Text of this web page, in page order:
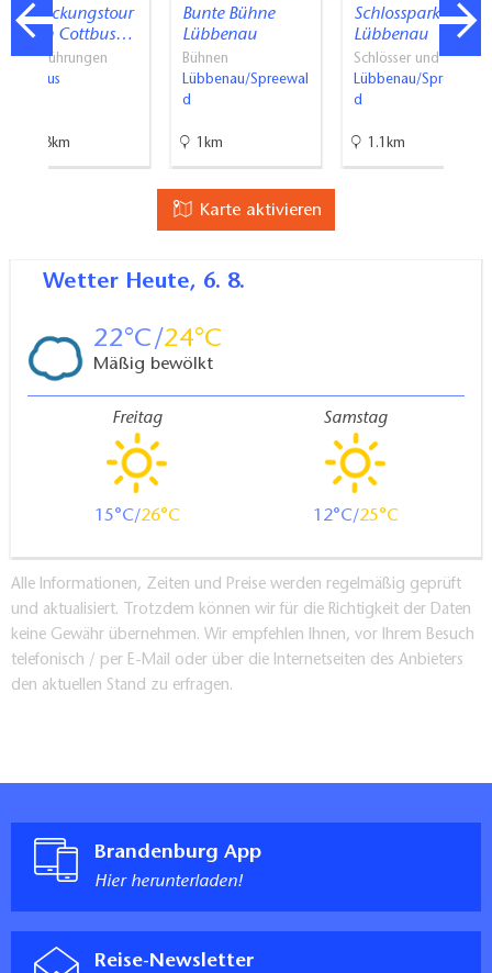
Entdeckungstour
durch Cottbus…
Stadtführungen
Cottbus
42.3km
Bunte Bühne
Lübbenau
Bühnen
Lübbenau/Spreewal
d
1km
Schlosspark
Lübbenau
Schlösser und Parks
Lübbenau/Spreewal
d
1.1km
Karte aktivieren
Wetter Heute, 6. 8.
22 24
Mäßig bewölkt
Freitag
15 26
Samstag
12 25
Alle Informationen, Zeiten und Preise werden regelmäßig geprüft
und aktualisiert. Trotzdem können wir für die Richtigkeit der Daten
keine Gewähr übernehmen. Wir empfehlen Ihnen, vor Ihrem Besuch
telefonisch / per E-Mail oder über die Internetseiten des Anbieters
den aktuellen Stand zu erfragen.
Brandenburg App
Hier herunterladen!
Reise-Newsletter